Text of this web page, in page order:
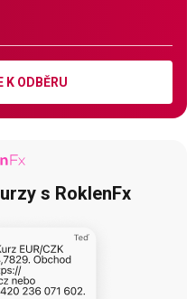
K ODBĚRU
s RoklenFx